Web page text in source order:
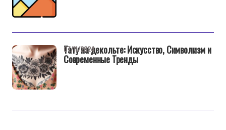
Тату на декольте: Искусство, Символизм и
Современные Тренды
07/11/2024